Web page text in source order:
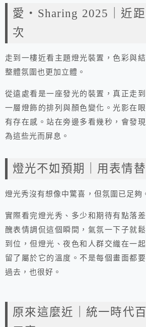
愛・Sharing 2025｜近
次
走到一樓近看主題燈光裝置，色彩與
整體氛圍也更加立體。
從遠處看是一座發光的裝置，真正走
一層燈飾的排列與顏色變化。光影在
有存在感。站在旁邊多看幾秒，會發
為這些光而屏息。
燈光不如預期｜用表情
燈光秀沒有想像中驚喜，但氛圍已足夠
實際看完燈光秀、多少和期待有點落
醜表情調侃這個瞬間，氣氛一下子就
到位，但燈光、夜色和人群交織在一
留了屬於它的溫度。不是每個畫面都
過去，也很好。
原來這麼近｜統一時代